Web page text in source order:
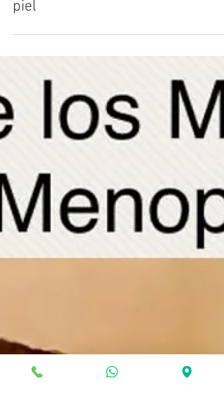
Farmacia Comas
Beneficios de la Vitamina E en la
piel